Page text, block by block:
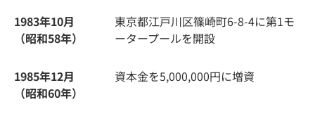
1983年10月
（昭和58年）
東京都江戸川区篠崎町6-8-4に第1モ
ータープールを開設
1985年12月
（昭和60年）
資本金を5,000,000円に増資